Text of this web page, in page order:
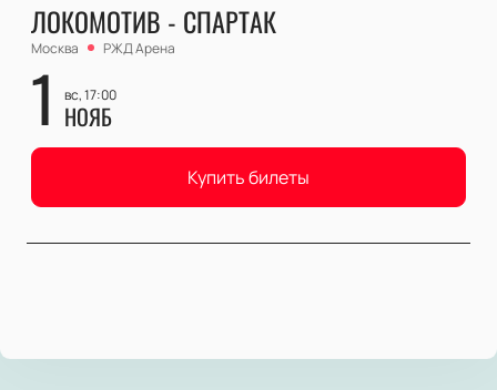
ЛОКОМОТИВ - СПАРТАК
Москва РЖД Арена
1 вс, 17:00
НОЯБ
Купить билеты